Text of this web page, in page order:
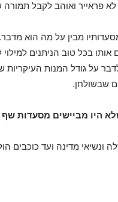
פראייר ואוהב לקבל
אותו בכל טוב הניתנים
על גודל המנות העיקריות
שבשולחן.
היו מביישים מסעדות שף
מדינה ועד כוכבים